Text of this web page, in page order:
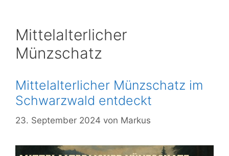
Mittelalterlicher
Münzschatz
Mittelalterlicher Münzschatz im
Schwarzwald entdeckt
23. September 2024 von Markus